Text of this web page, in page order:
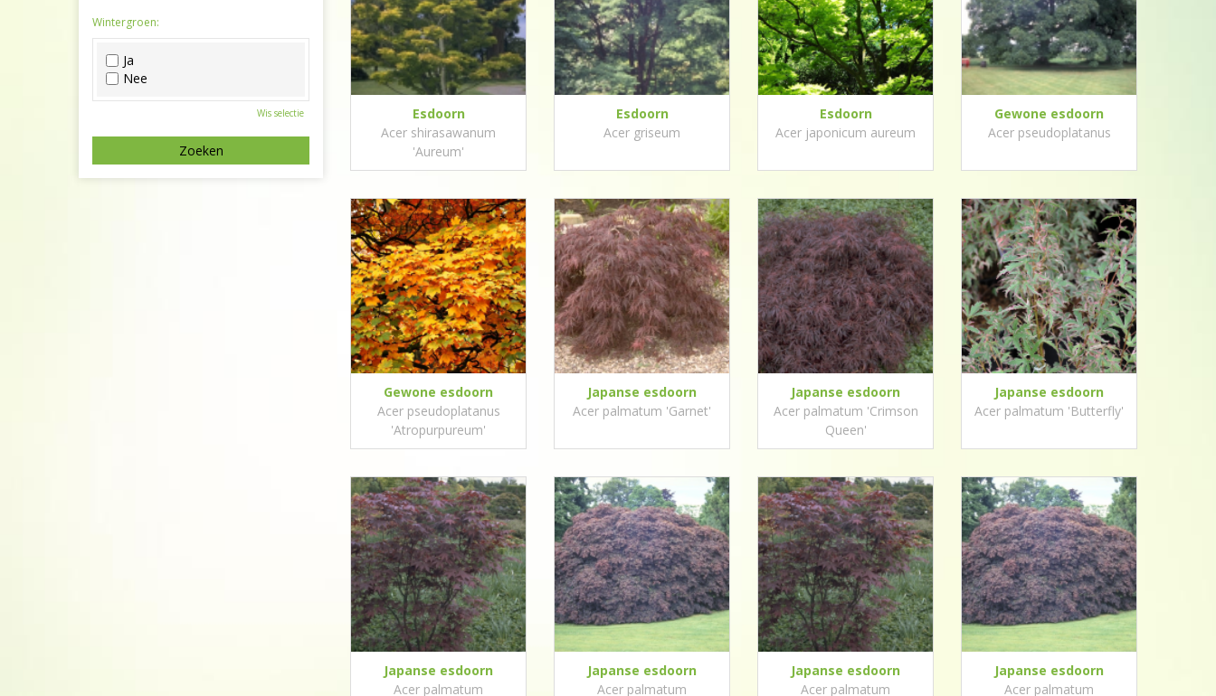
Esdoorn
Acer shirasawanum
'Aureum'
Esdoorn
Acer griseum
Esdoorn
Acer japonicum aureum
Gewone esdoorn
Acer pseudoplatanus
Gewone esdoorn
Acer pseudoplatanus
'Atropurpureum'
Japanse esdoorn
Acer palmatum 'Garnet'
Japanse esdoorn
Acer palmatum 'Crimson
Queen'
Japanse esdoorn
Acer palmatum 'Butterfly'
Japanse esdoorn
Acer palmatum
Japanse esdoorn
Acer palmatum
Japanse esdoorn
Acer palmatum
Japanse esdoorn
Acer palmatum
Roze
Wit
Zwart
Wintergroen:
Ja
Nee
Wis selectie